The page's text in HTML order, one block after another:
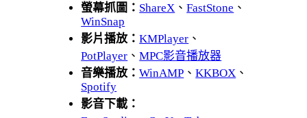
螢幕抓圖： ShareX 、FastStone 、
WinSnap
影片播放：KMPlayer 、
PotPlayer 、MPC影音播放器
音樂播放：WinAMP 、KKBOX 、
Spotify
影音下載：